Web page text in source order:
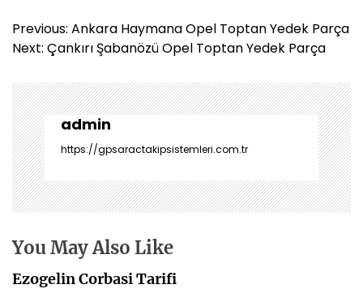
Y
a
ı
g
e
z
i
n
m
s
i
Previous: Ankara Haymana Opel Toptan Yedek Parça
Next: Çankırı Şabanözü Opel Toptan Yedek Parça
admin
https://gpsaractakipsistemleri.com.tr
You May Also Like
Ezogelin Corbasi Tarifi